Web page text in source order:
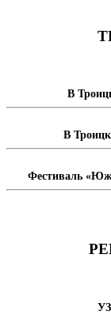
В
В
Фестиваль